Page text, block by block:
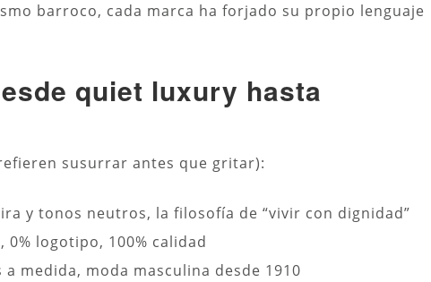
barroco, cada marca ha forjado su propio lenguaje
quiet luxury hasta
susurrar antes que gritar):
y tonos neutros, la filosofía de “vivir con dignidad”
0% logotipo, 100% calidad
a medida, moda masculina desde 1910